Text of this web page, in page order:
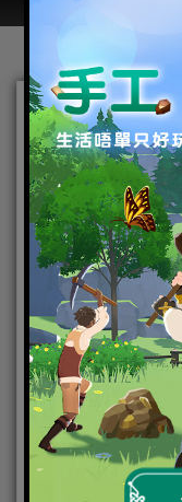
繁中版上
式宣布，
畫同步啟
2024-05-24|Android,
DolphinWave